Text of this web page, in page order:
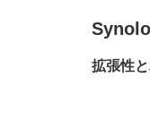
拡張性